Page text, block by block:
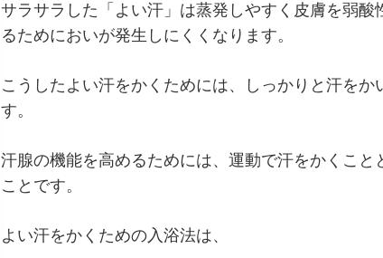
サラサラした「よい汗」は蒸発しやすく皮膚を弱酸
るためにおいが発生しにくくなります。
こうしたよい汗をかくためには、しっかりと汗を
す。
汗腺の機能を高めるためには、運動で汗をかくこ
ことです。
よい汗をかくための入浴法は、